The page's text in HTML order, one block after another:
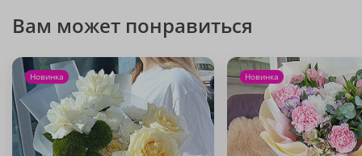
Вам может понравиться
Новинка Новинка